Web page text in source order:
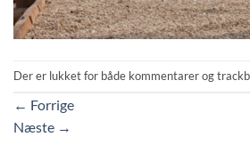
Der er lukket for både kommentarer og
← Forrige
Næste →